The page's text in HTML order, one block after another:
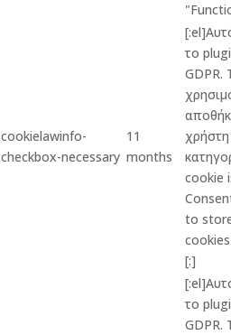
cookielawinfo-
checkbox-necessary
11
months
το
GDPR.
cookie
to
[:]
το
GDPR.